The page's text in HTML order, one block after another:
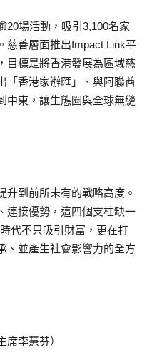
20場活動，吸引3,100名家
慈善層面推出Impact Link平
目標是將香港發展為區域慈
「香港家辦匯」、與阿聯酋
中東，讓生態圈與全球無縫
升到前所未有的戰略高度。
連接優勢，這四個支柱缺一
代不只吸引財富，更在打
、並產生社會影響力的全方
席李慧芬）